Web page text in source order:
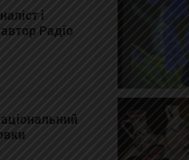
і
Радіо